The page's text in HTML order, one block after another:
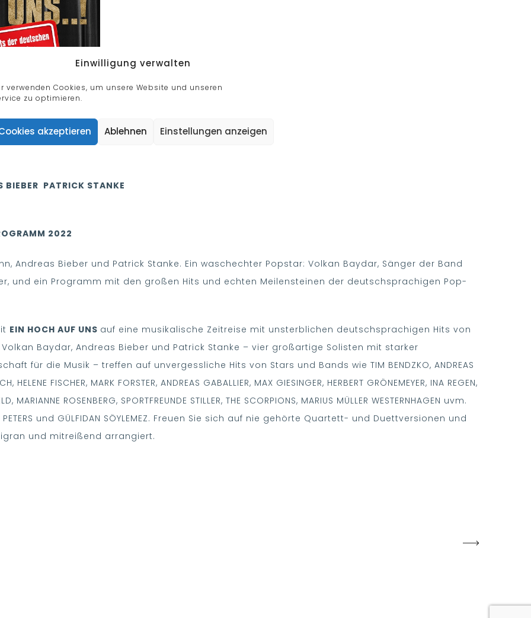
Einwilligung verwalten
verwenden Cookies, um unsere Website und unseren
zu optimieren.
akzeptieren Ablehnen Einstellungen anzeigen
PATRICK STANKE
2022
Andreas Bieber und Patrick Stanke. Ein waschechter Popstar: Volkan Baydar, Sänger der Band
und ein Programm mit den großen Hits und echten Meilensteinen der deutschsprachigen Pop-
EIN HOCH AUF UNS auf eine musikalische Zeitreise mit unsterblichen deutschsprachigen Hits von
Baydar, Andreas Bieber und Patrick Stanke – vier großartige Solisten mit starker
für die Musik – treffen auf unvergessliche Hits von Stars und Bands wie TIM BENDZKO, ANDREAS
HELENE FISCHER, MARK FORSTER, ANDREAS GABALLIER, MAX GIESINGER, HERBERT GRÖNEMEYER, INA REGEN,
MARIANNE ROSENBERG, SPORTFREUNDE STILLER, THE SCORPIONS, MARIUS MÜLLER WESTERNHAGEN uvm.
und GÜLFIDAN SÖYLEMEZ. Freuen Sie sich auf nie gehörte Quartett- und Duettversionen und
und mitreißend arrangiert.